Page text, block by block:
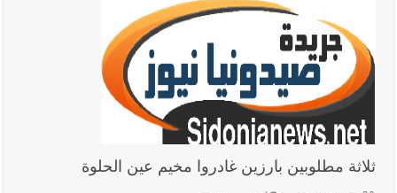
ثلاثة مطلوبين بارزين غادروا مخيم عين الحلوة